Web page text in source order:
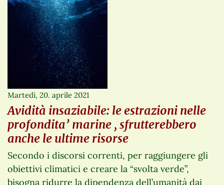
Martedì, 20. aprile 2021
Avidità insaziabile: le estrazioni nelle
profondita’ marine , sfrutterebbero
anche le ultime risorse
Secondo i discorsi correnti, per raggiungere gli
obiettivi climatici e creare la “svolta verde”,
bisogna ridurre la dipendenza dell’umanità dai